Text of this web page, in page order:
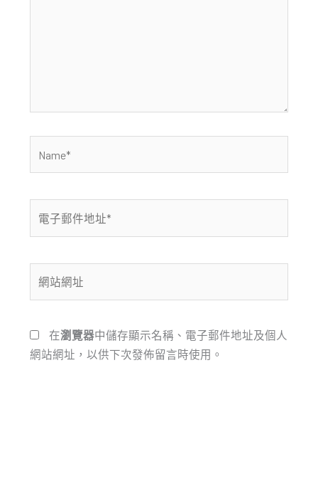
子
件
地
址
站
址
在瀏覽器中儲存顯示名稱、電子郵件地址及個人
網站網址，以供下次發佈留言時使用。